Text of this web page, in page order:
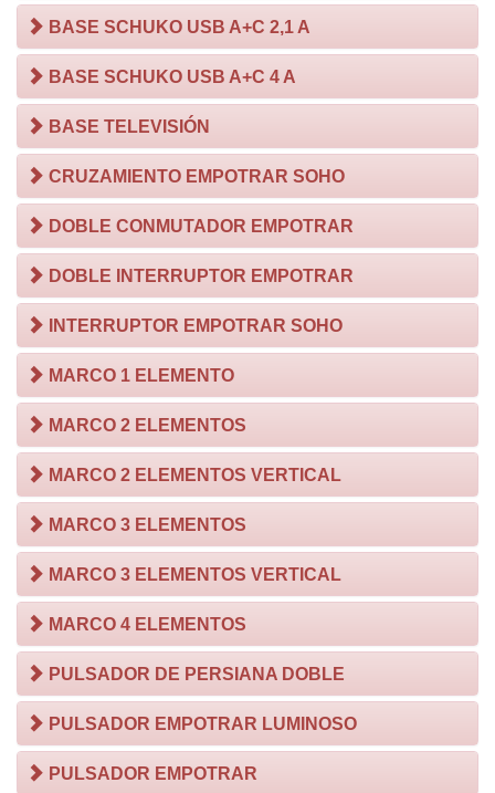
BASE SCHUKO USB A+C 2,1 A
BASE SCHUKO USB A+C 4 A
BASE TELEVISIÓN
CRUZAMIENTO EMPOTRAR SOHO
DOBLE CONMUTADOR EMPOTRAR
DOBLE INTERRUPTOR EMPOTRAR
INTERRUPTOR EMPOTRAR SOHO
MARCO 1 ELEMENTO
MARCO 2 ELEMENTOS
MARCO 2 ELEMENTOS VERTICAL
MARCO 3 ELEMENTOS
MARCO 3 ELEMENTOS VERTICAL
MARCO 4 ELEMENTOS
PULSADOR DE PERSIANA DOBLE
PULSADOR EMPOTRAR LUMINOSO
PULSADOR EMPOTRAR